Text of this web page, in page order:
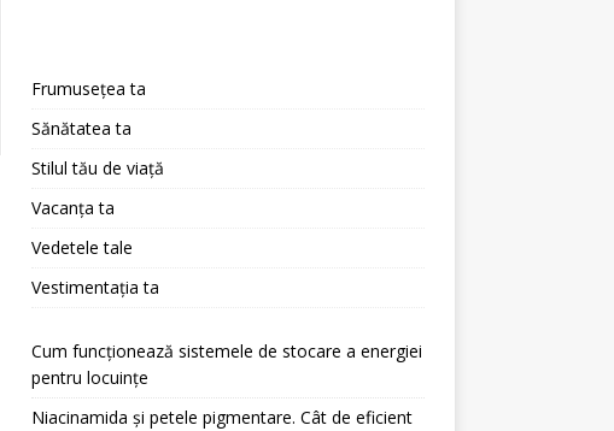
Frumusețea ta
Sănătatea ta
Stilul tău de viață
Vacanța ta
Vedetele tale
Vestimentația ta
Cum funcționează sistemele de stocare a energiei
pentru locuințe
Niacinamida și petele pigmentare. Cât de eficient